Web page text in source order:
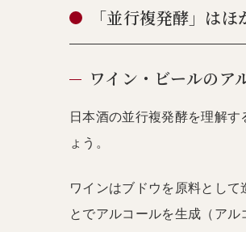
「並行複発酵」は
ワイン・ビールのア
日本酒の並行複発酵を理解
ょう。
ワインはブドウを原料とし
とでアルコールを生成（ア